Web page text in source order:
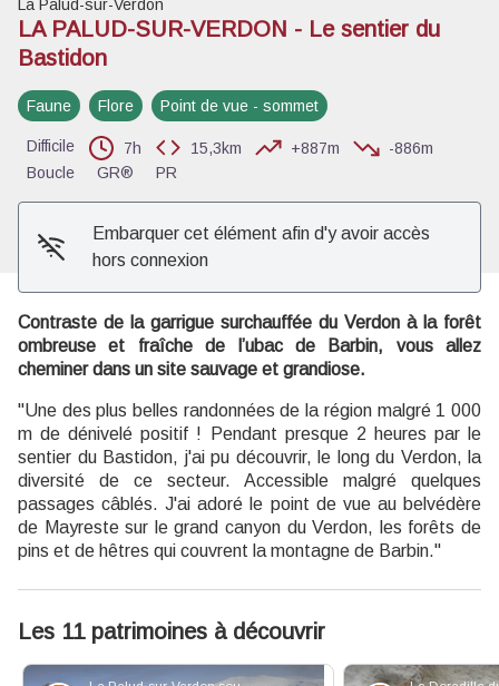
Voir l'image en plein écran
La Palud-sur-Verdon
LA PALUD-SUR-VERDON - Le sentier du
Bastidon
Faune Flore Point de vue - sommet
Difficile 7h 15,3km +887m
-886m
Boucle
GR® PR
Embarquer cet élément afin d'y avoir accès
hors connexion
Contraste de la garrigue surchauffée du Verdon à la forêt
ombreuse et fraîche de l’ubac de Barbin, vous allez
cheminer dans un site sauvage et grandiose.
"Une des plus belles randonnées de la région malgré 1 000
m de dénivelé positif ! Pendant presque 2 heures par le
sentier du Bastidon, j'ai pu découvrir, le long du Verdon, la
diversité de ce secteur. Accessible malgré quelques
passages câblés. J'ai adoré le point de vue au belvédère
de Mayreste sur le grand canyon du Verdon, les forêts de
pins et de hêtres qui couvrent la montagne de Barbin."
Les 11 patrimoines à découvrir